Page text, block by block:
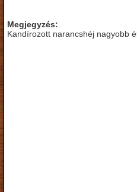
Megjegyzés:
Kandírozott narancshéj nagyobb